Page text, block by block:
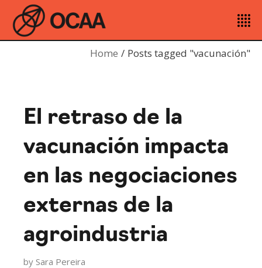
Home Posts tagged "vacunación"
El retraso de la
vacunación impacta
en las negociaciones
externas de la
agroindustria
by Sara Pereira